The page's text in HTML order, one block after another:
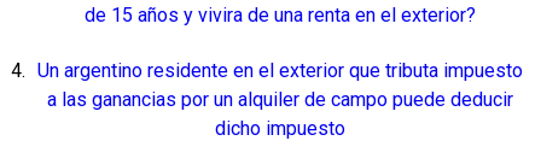
de 15 años y vivira de una renta en el exterior?
Un argentino residente en el exterior que tributa impuesto
a las ganancias por un alquiler de campo puede deducir
dicho impuesto